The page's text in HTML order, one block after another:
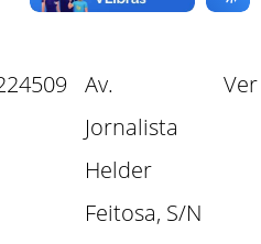
Av.
Jornalista
Helder
Feitosa, S/N
Ver